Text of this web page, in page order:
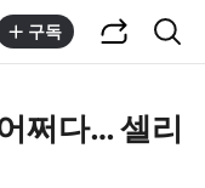
구독
쩌다… 셀리